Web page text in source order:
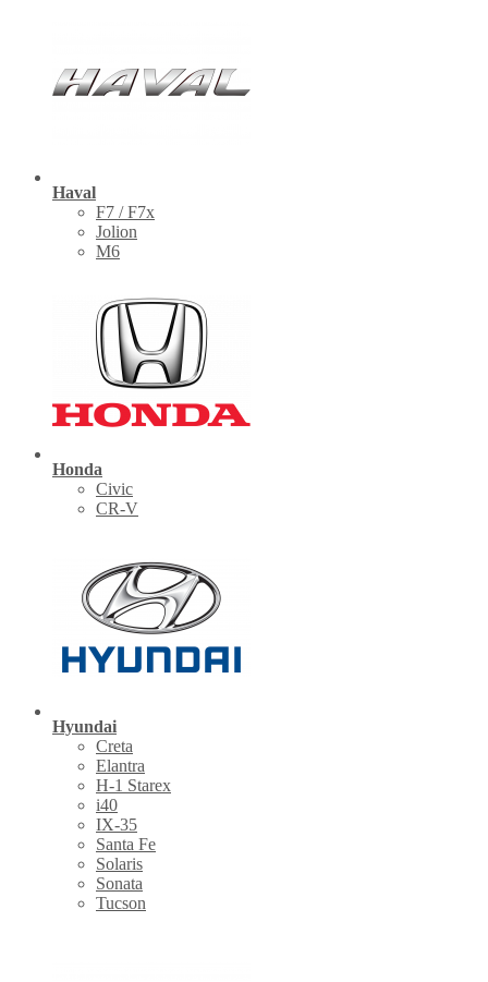
Haval
F7 / F7x
Jolion
M6
Honda
Civic
CR-V
Hyundai
Creta
Elantra
H-1 Starex
i40
IX-35
Santa Fe
Solaris
Sonata
Tucson